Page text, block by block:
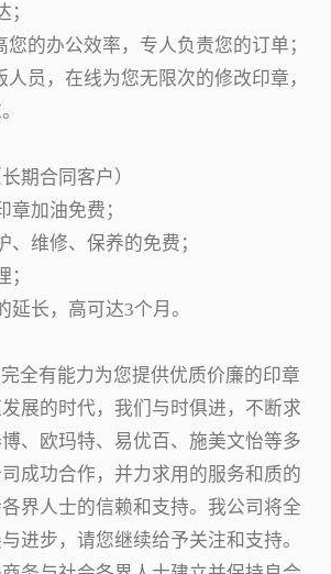
的办公效率，专人负责您的订单；
员，在线为您无限次的修改印章，
期合同客户）
章加油免费；
、维修、保养的免费；
延长，高可达3个月。
全有能力为您提供优质价廉的印章
展的时代，我们与时俱进，不断求
、欧玛特、易优百、施美文怡等多
成功合作，并力求用的服务和质的
界人士的信赖和支持。我公司将全
进步，请您继续给予关注和支持。